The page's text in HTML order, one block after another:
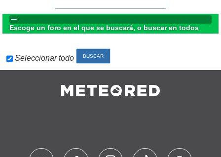
Escoge un foro en el que se buscará, o buscar en todos
Seleccionar todo